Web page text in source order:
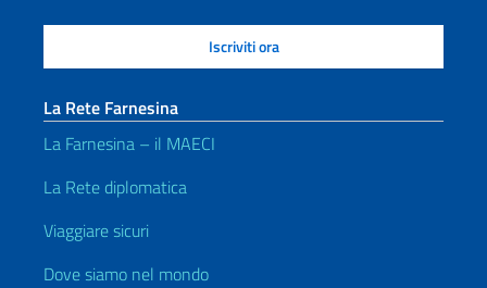
La Rete Farnesina
La Farnesina – il MAECI
La Rete diplomatica
Viaggiare sicuri
Dove siamo nel mondo